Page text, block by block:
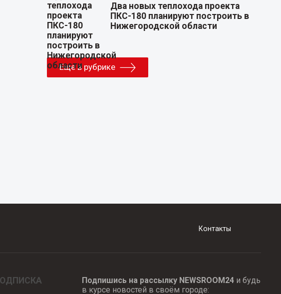
Два новых теплохода проекта
ПКС-180 планируют построить в
Нижегородской области
Еще в рубрике
Контакты
Подпишись на рассылку NEWSROOM24и будь
в курсе новостей в своём городе: